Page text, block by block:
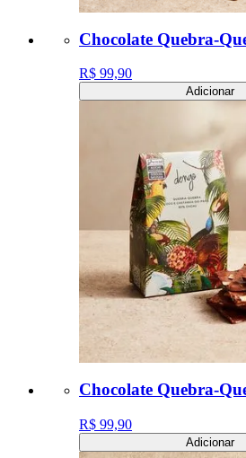
Chocolate Quebra-
R$ 99,90
Adicionar
Chocolate Quebra-
R$ 99,90
Adicionar